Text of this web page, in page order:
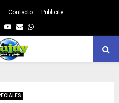
Contacto Publicite
Youtube
EmailWhatsapp